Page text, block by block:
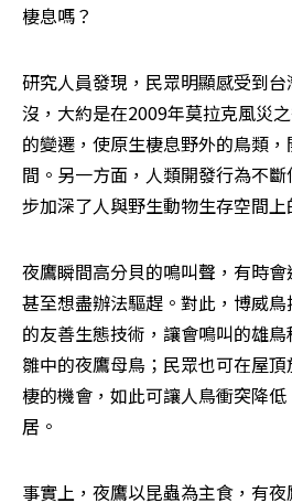
棲息嗎？
研究人員發現，民眾明顯感受到
沒，大約是在2009年莫拉克風災
的變遷，使原生棲息野外的鳥類
間。另一方面，人類開發行為不
步加深了人與野生動物生存空間上
夜鷹瞬間高分貝的鳴叫聲，有時會
甚至想盡辦法驅趕。對此，博威
的友善生態技術，讓會鳴叫的雄
雛中的夜鷹母鳥；民眾也可在屋
棲的機會，如此可讓人鳥衝突降
居。
事實上，夜鷹以昆蟲為主食，有